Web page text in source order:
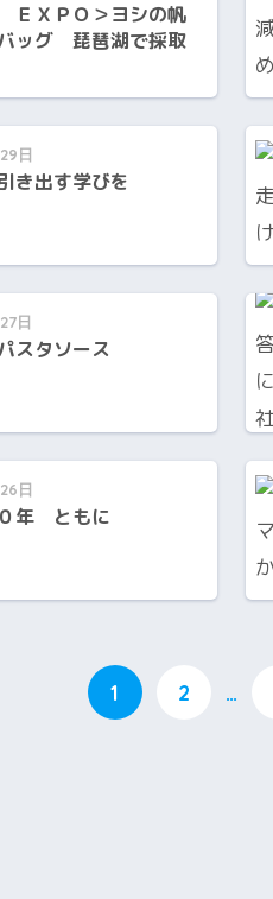
ＥＸＰＯ＞ヨシの帆
ッグ 琵琶湖で採取
日
き出す学びを
日
スタソース
日
年 ともに
1 2 …